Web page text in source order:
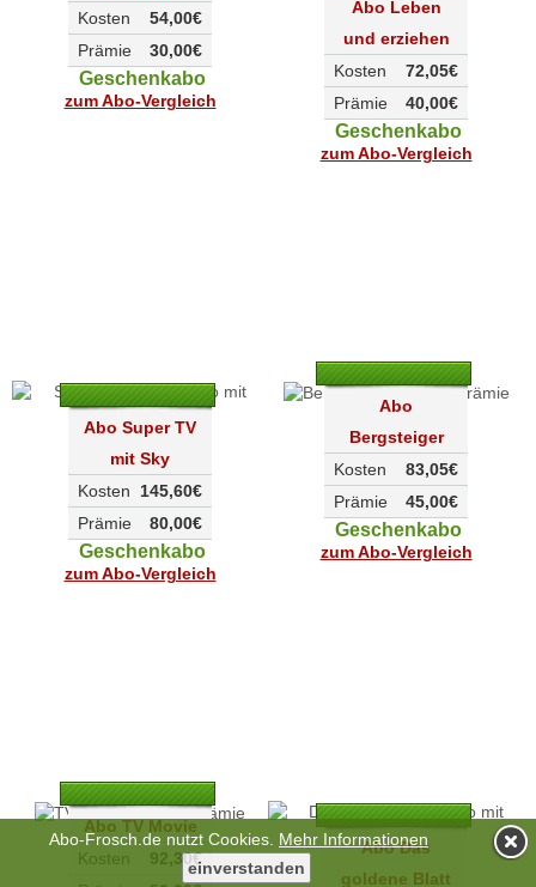
54,00€
Kosten
30,00€
Prämie
Geschenkabo
zum Abo-Vergleich
Abo Leben
und erziehen
72,05€
Kosten
40,00€
Prämie
Geschenkabo
zum Abo-Vergleich
Abo Super TV
mit Sky
145,60€
Kosten
80,00€
Prämie
Geschenkabo
zum Abo-Vergleich
Abo
Bergsteiger
83,05€
Kosten
45,00€
Prämie
Geschenkabo
zum Abo-Vergleich
Abo TV Movie
92,30€
Kosten
Abo Das
goldene Blatt
Abo-Frosch.de nutzt Cookies. Mehr Informationen